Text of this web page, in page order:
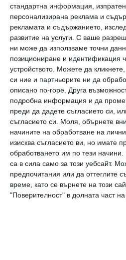
стандартна информация,
персонализирана реклама и
рекламата и съдържанието,
развитие на услуги. С ваше
ни може да използваме точни
позициониране и идентификация
устройството. Можете да
си ние и партньорите ни да
описано по-горе. Друга
подробна информация и да
преди да дадете съгласието си,
съгласието си.
Моля, обърнете
начините на обработване на
изисква съгласието ви, но имате
обработването им по тези
са в сила само за този уебсайт.
предпочитания или да оттеглите
време, като се върнете на този
"Поверителност" в долната част на
Дъщерята на Никол Ричи.
Снимка:Instagram
Последният път,
дъщеря се появиха
премиерата на „Не
бавачката е мъртва“
тоест преди цели две
(която по това време се
бяха придружени от
16-годишния Спароу.
Новината за промяната